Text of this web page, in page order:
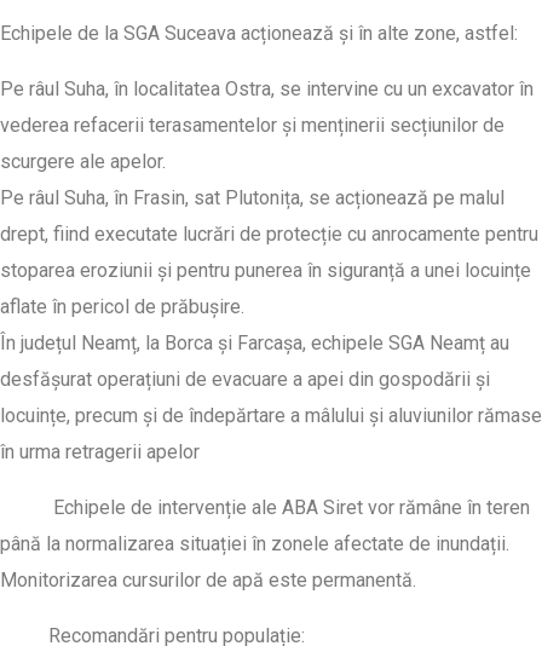
Echipele de la SGA Suceava acționează și în alte zone, astfel:
Pe râul Suha, în localitatea Ostra, se intervine cu un excavator în
vederea refacerii terasamentelor și menținerii secțiunilor de
scurgere ale apelor.
Pe râul Suha, în Frasin, sat Plutonița, se acționează pe malul
drept, fiind executate lucrări de protecție cu anrocamente pentru
stoparea eroziunii și pentru punerea în siguranță a unei locuințe
aflate în pericol de prăbușire.
În județul Neamț, la Borca și Farcașa, echipele SGA Neamț au
desfășurat operațiuni de evacuare a apei din gospodării și
locuințe, precum și de îndepărtare a mâlului și aluviunilor rămase
în urma retragerii apelor
Echipele de intervenție ale ABA Siret vor rămâne în teren
până la normalizarea situației în zonele afectate de inundații.
Monitorizarea cursurilor de apă este permanentă.
Recomandări pentru populație: